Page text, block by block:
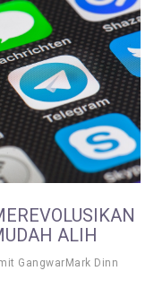
ALIH
GangwarMark Dinn